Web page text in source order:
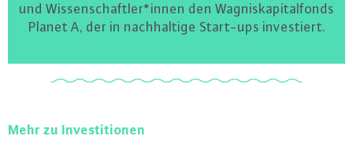
und Wis­sen­schaft­ler*innen den Wag­nis­ka­pi­tal­fonds
Planet A, der in nach­hal­ti­ge Start-ups in­ves­tiert.
Mehr zu In­ves­ti­tio­nen